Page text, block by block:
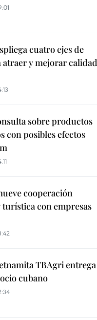
cuatro ejes de
atraer y mejorar calidad
sobre productos
con posibles efectos
cooperación
con empresas
TBAgri entrega
cubano